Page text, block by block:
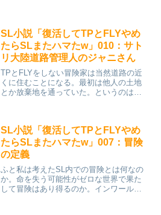
SL小説「復活してTPとFLYやめ
たらSLまたハマたw」010：サト
リ大陸道路管理人のジャニさん
TPとFLYをしない冒険家は当然道路の近
くに住むことになる。最初は他人の土地
とか放棄地を通っていた。というのは道
た。しかし、気分的に...
SL小説「復活してTPとFLYやめ
たらSLまたハマたw」007：冒険
の定義
ふと私は考えたSL内での冒険とは何なの
か。命を失う可能性がゼロな世界で果た
して冒険はあり得るのか。インワールド